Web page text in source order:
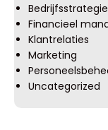
Bedrijfsstrategie
Financieel
Klantrelaties
Marketing
Uncategorized